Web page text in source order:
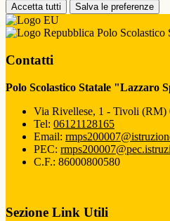
Accetta tutti Salva le preferenze
Polo Scolastico
Contatti
Polo Scolastico Statale "Lazzaro
Via Rivellese, 1 - Tivoli (RM)
Tel: 06121128165
Email:
PEC:
C.F.: 86000800580
Sezione Link Utili